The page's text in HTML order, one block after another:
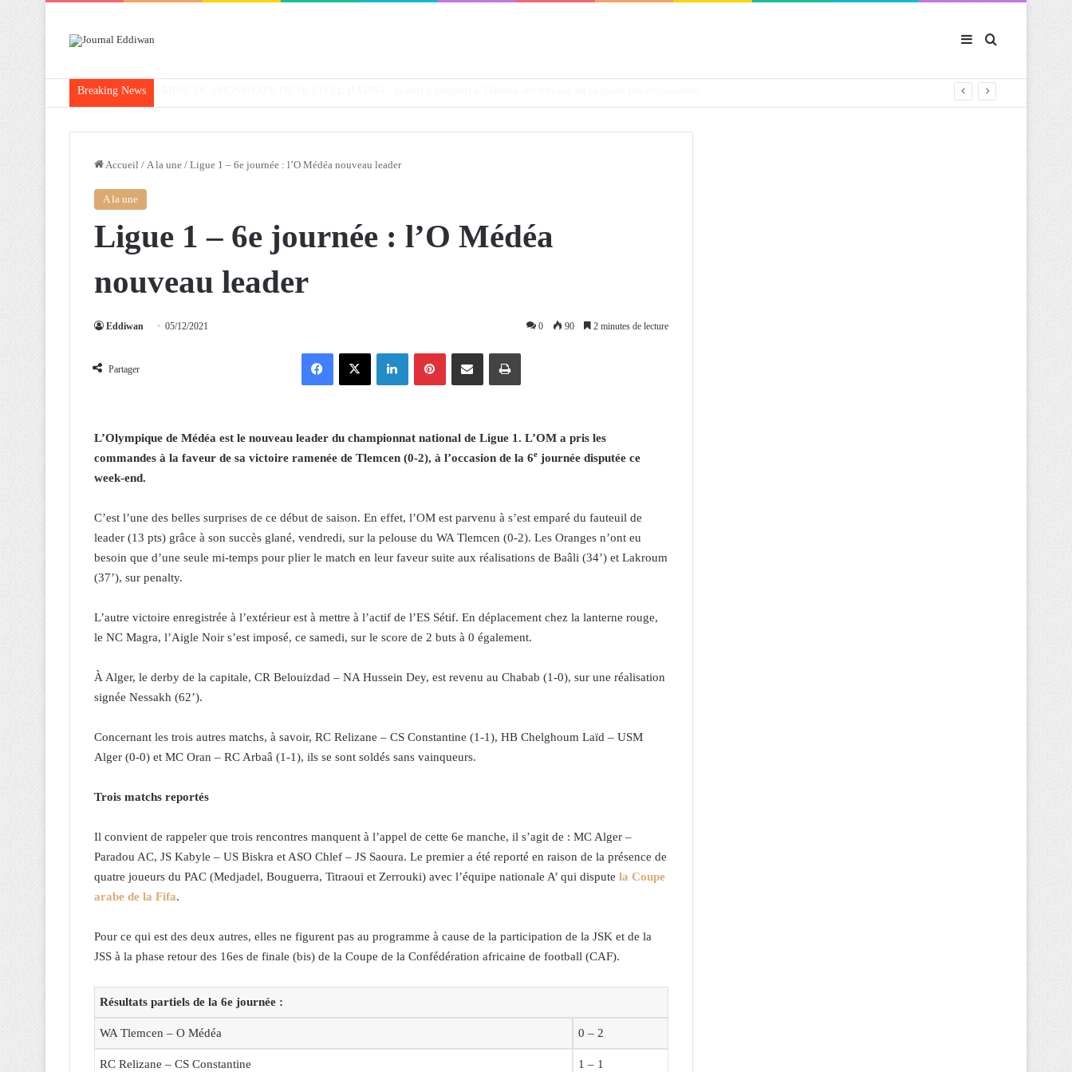
Sidebar (barre
Rechercher
Breaking News
Accueil / A la une / Ligue 1 – 6e journée : l’O Médéa nouveau leader
A la une
Ligue 1 – 6e journée : l’O Médéa
nouveau leader
Eddiwan 05/12/2021 0 90 2 minutes de lecture
Partager
Facebook X Linkedin Pinterest Partager par email Imprimer
L’Olympique de Médéa est le nouveau leader du championnat national de Ligue 1. L’OM a pris les
commandes à la faveur de sa victoire ramenée de Tlemcen (0-2), à l’occasion de la 6e journée disputée ce
week-end.
C’est l’une des belles surprises de ce début de saison. En effet, l’OM est parvenu à s’est emparé du fauteuil de
leader (13 pts) grâce à son succès glané, vendredi, sur la pelouse du WA Tlemcen (0-2). Les Oranges n’ont eu
besoin que d’une seule mi-temps pour plier le match en leur faveur suite aux réalisations de Baâli (34’) et Lakroum
(37’), sur penalty.
L’autre victoire enregistrée à l’extérieur est à mettre à l’actif de l’ES Sétif. En déplacement chez la lanterne rouge,
le NC Magra, l’Aigle Noir s’est imposé, ce samedi, sur le score de 2 buts à 0 également.
À Alger, le derby de la capitale, CR Belouizdad – NA Hussein Dey, est revenu au Chabab (1-0), sur une réalisation
signée Nessakh (62’).
Concernant les trois autres matchs, à savoir, RC Relizane – CS Constantine (1-1), HB Chelghoum Laïd – USM
Alger (0-0) et MC Oran – RC Arbaâ (1-1), ils se sont soldés sans vainqueurs.
Trois matchs reportés
Il convient de rappeler que trois rencontres manquent à l’appel de cette 6e manche, il s’agit de : MC Alger –
Paradou AC, JS Kabyle – US Biskra et ASO Chlef – JS Saoura. Le premier a été reporté en raison de la présence de
quatre joueurs du PAC (Medjadel, Bouguerra, Titraoui et Zerrouki) avec l’équipe nationale A’ qui dispute la Coupe
arabe de la Fifa.
Pour ce qui est des deux autres, elles ne figurent pas au programme à cause de la participation de la JSK et de la
JSS à la phase retour des 16es de finale (bis) de la Coupe de la Confédération africaine de football (CAF).
Résultats partiels de la 6e journée :
WA Tlemcen – O Médéa 0 – 2
RC Relizane – CS Constantine 1 – 1